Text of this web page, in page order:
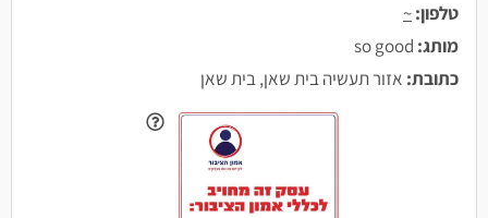
טלפון:~
מותג:
כתובת: אזור תעשיה בית שאן, בית שאן